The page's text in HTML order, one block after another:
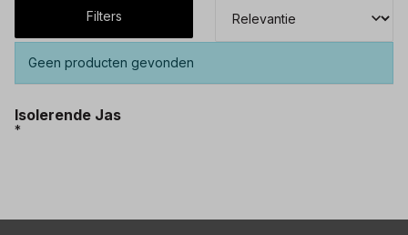
Filters
Geen producten gevonden
Isolerende Jas
*